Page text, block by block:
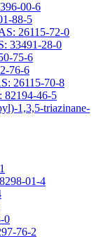
00-6
88-5
26115-72-0
33491-28-0
75-6
76-6
26115-70-8
82194-46-5
1,3,5-triazinane-
01-4
0
76-2